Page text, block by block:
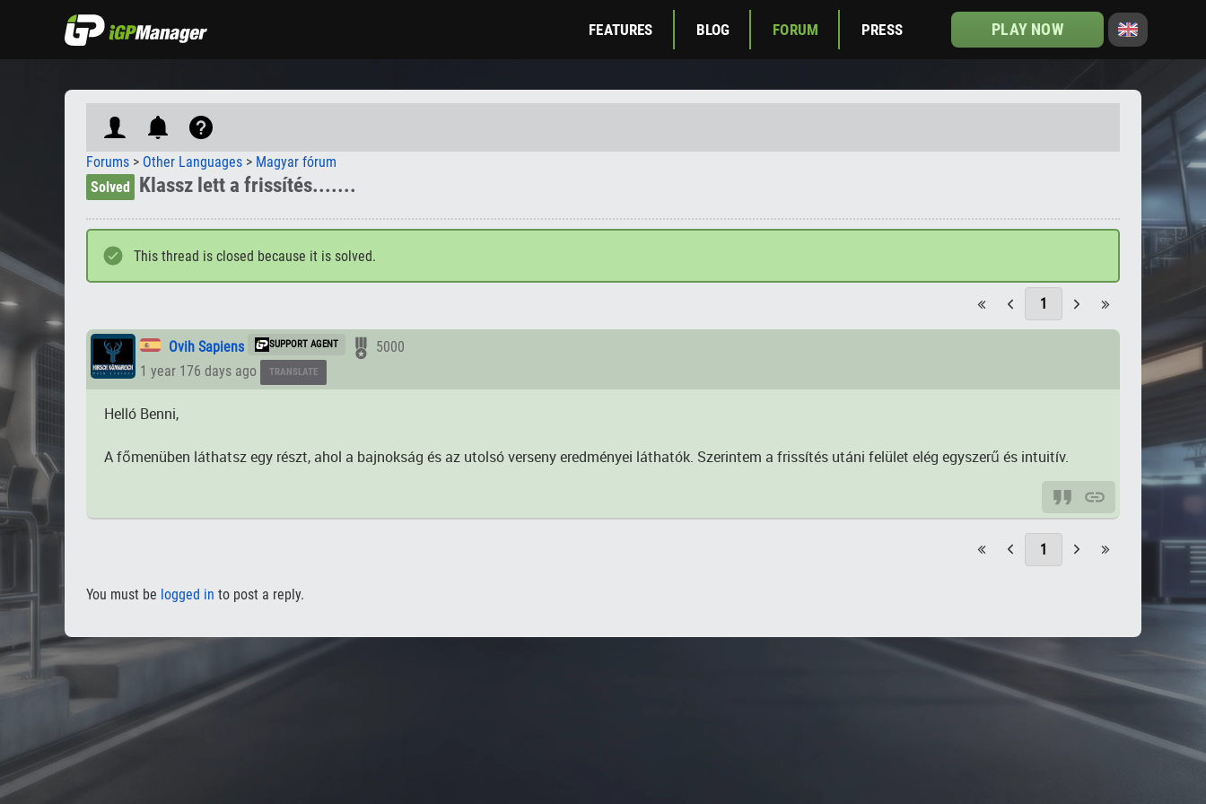
FEATURES BLOG FORUM PRESS PLAY NOW
Forums > Other Languages > Magyar fórum
Solved
Klassz lett a frissítés.......
This thread is closed because it is solved.
1
Ovih Sapiens SUPPORT AGENT
5000
1 year 176 days ago
TRANSLATE
Helló Benni,
A főmenüben láthatsz egy részt, ahol a bajnokság és az utolsó verseny eredményei láthatók. Szerintem a frissítés utáni felület elég egyszerű és intuitív.
1
You must be logged in to post a reply.